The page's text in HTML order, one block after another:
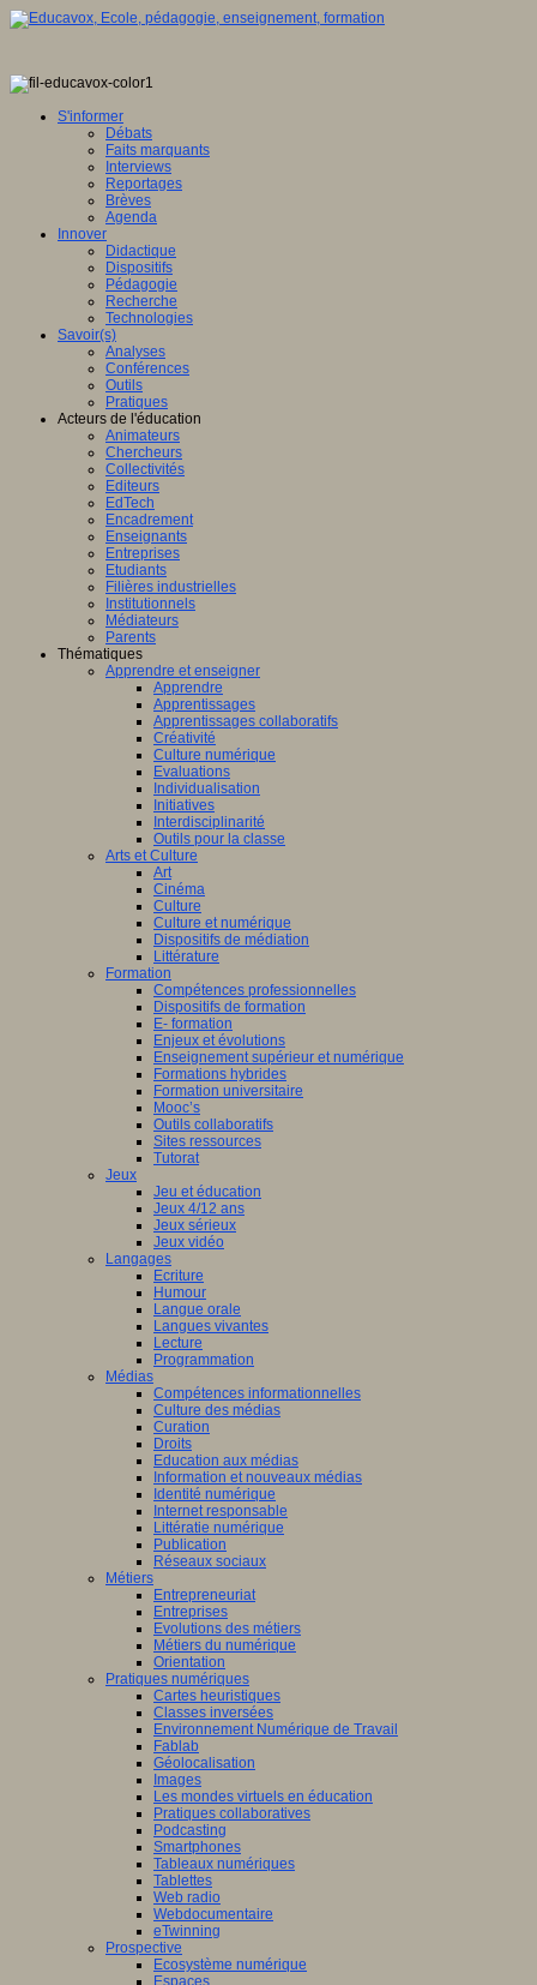
S'informer
Débats
Faits marquants
Interviews
Reportages
Brèves
Agenda
Innover
Didactique
Dispositifs
Pédagogie
Recherche
Technologies
Savoir(s)
Analyses
Conférences
Outils
Pratiques
Acteurs de l'éducation
Animateurs
Chercheurs
Collectivités
Editeurs
EdTech
Encadrement
Enseignants
Entreprises
Etudiants
Filières industrielles
Institutionnels
Médiateurs
Parents
Thématiques
Apprendre et enseigner
Apprendre
Apprentissages
Apprentissages collaboratifs
Créativité
Culture numérique
Evaluations
Individualisation
Initiatives
Interdisciplinarité
Outils pour la classe
Arts et Culture
Art
Cinéma
Culture
Culture et numérique
Dispositifs de médiation
Littérature
Formation
Compétences professionnelles
Dispositifs de formation
E- formation
Enjeux et évolutions
Enseignement supérieur et numérique
Formations hybrides
Formation universitaire
Mooc’s
Outils collaboratifs
Sites ressources
Tutorat
Jeux
Jeu et éducation
Jeux 4/12 ans
Jeux sérieux
Jeux vidéo
Langages
Ecriture
Humour
Langue orale
Langues vivantes
Lecture
Programmation
Médias
Compétences informationnelles
Culture des médias
Curation
Droits
Education aux médias
Information et nouveaux médias
Identité numérique
Internet responsable
Littératie numérique
Publication
Réseaux sociaux
Métiers
Entrepreneuriat
Entreprises
Evolutions des métiers
Métiers du numérique
Orientation
Pratiques numériques
Cartes heuristiques
Classes inversées
Environnement Numérique de Travail
Fablab
Géolocalisation
Images
Les mondes virtuels en éducation
Pratiques collaboratives
Podcasting
Smartphones
Tableaux numériques
Tablettes
Web radio
Webdocumentaire
eTwinning
Prospective
Ecosystème numérique
Espaces